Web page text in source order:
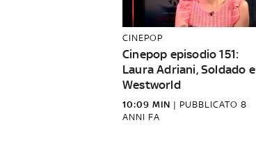
CINEPOP
Cinepop episodio 151:
Laura Adriani, Soldado e
Westworld
10:09 MIN | PUBBLICATO 8
ANNI FA